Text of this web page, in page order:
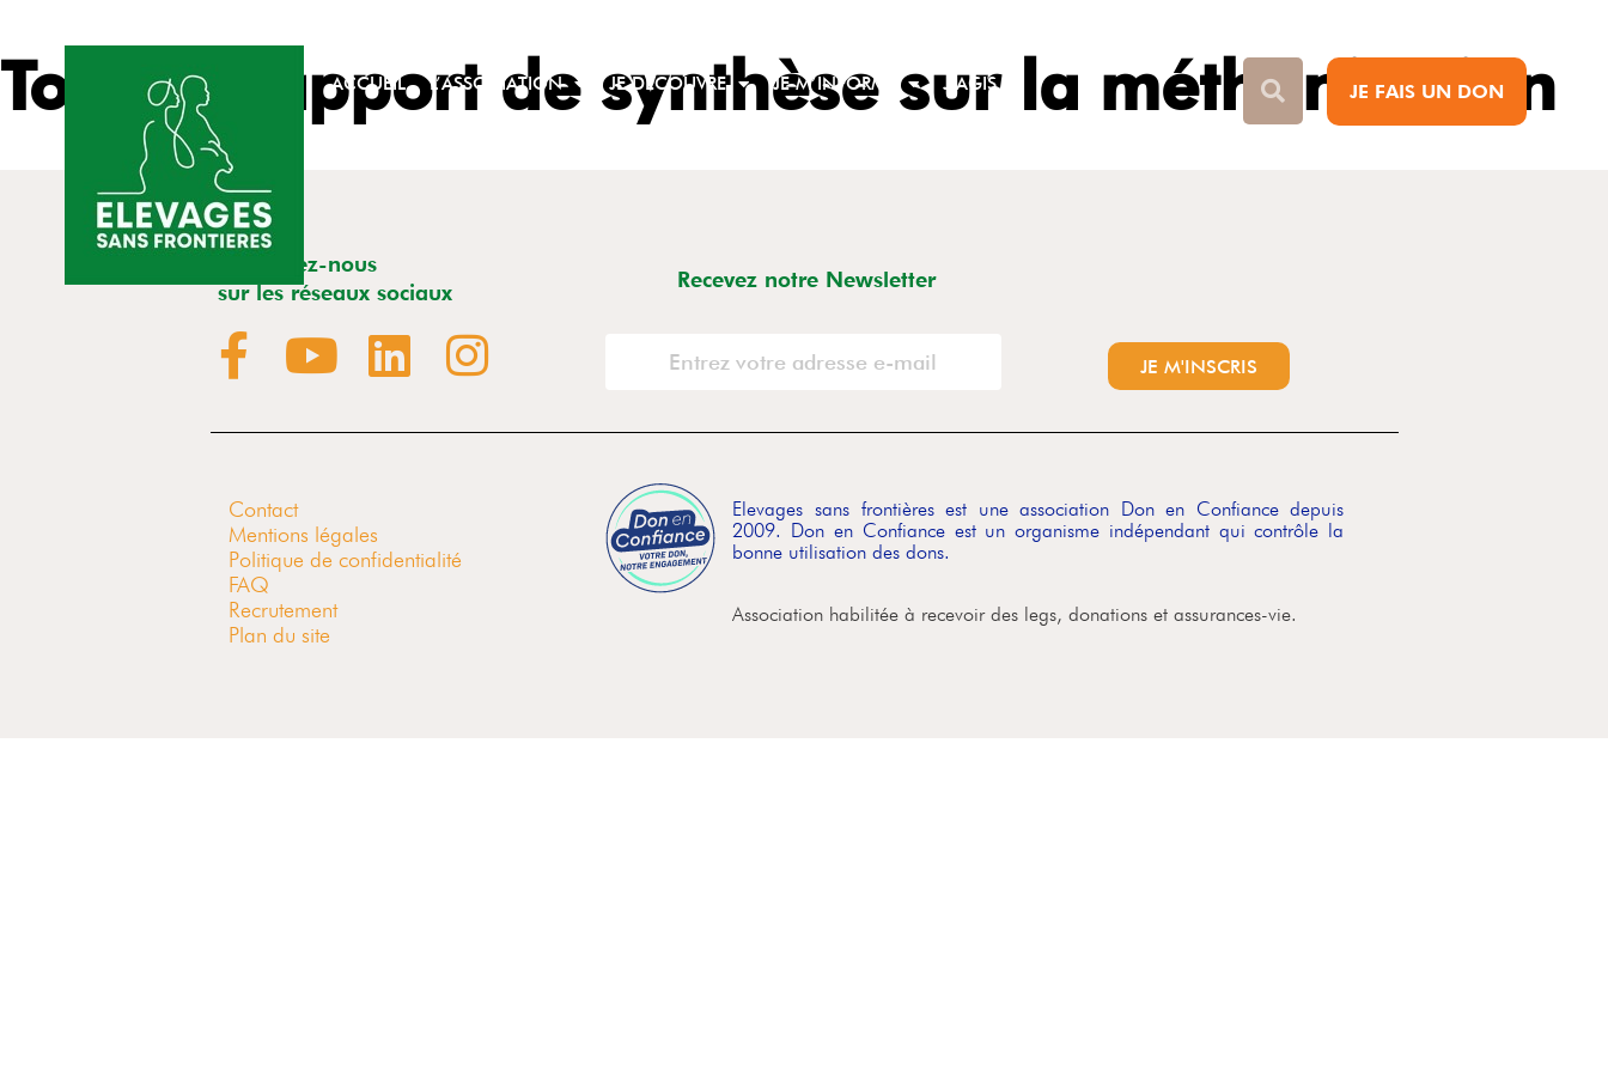
ACCUEIL L’ASSOCIATION JE DÉCOUVRE JE M’INFORME J’AGIS JE FAIS UN DON
Togo – Rapport de synthèse sur la méthanisation
Retrouvez-nous
sur les réseaux sociaux
Recevez notre Newsletter
JE M'INSCRIS
Contact
Mentions légales
Politique de confidentialité
FAQ
Recrutement
Plan du site
Elevages sans frontières est une association Don en Confiance depuis
2009. Don en Confiance est un organisme indépendant qui contrôle la
bonne utilisation des dons.
Association habilitée à recevoir des legs, donations et assurances-vie.